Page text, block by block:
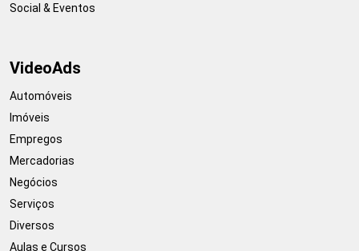
Social & Eventos
VideoAds
Automóveis
Imóveis
Empregos
Mercadorias
Negócios
Serviços
Diversos
Aulas e Cursos